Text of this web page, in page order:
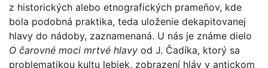
z historických alebo etnografických prameňov, kde
bola podobná praktika, teda uloženie dekapitovanej
hlavy do nádoby, zaznamenaná. U nás je známe dielo
O čarovné moci mrtvé hlavy od J. Čadíka, ktorý sa
problematikou kultu lebiek, zobrazení hláv v antickom